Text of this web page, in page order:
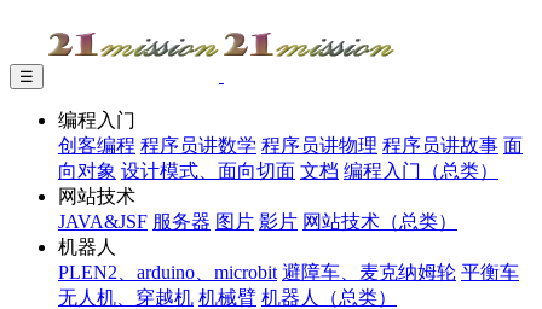
☰
编程入门
创客编程 程序员讲数学 程序员讲物理 程序员讲故事 面
向对象 设计模式、面向切面 文档 编程入门（总类）
网站技术
JAVA&JSF 服务器 图片 影片 网站技术（总类）
机器人
PLEN2、arduino、microbit 避障车、麦克纳姆轮 平衡车
无人机、穿越机 机械臂 机器人（总类）